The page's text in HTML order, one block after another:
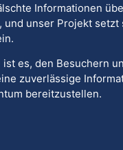
Informationen
und unser Projekt setzt
ist es, den Besuchern
zuverlässige
bereitzustellen.